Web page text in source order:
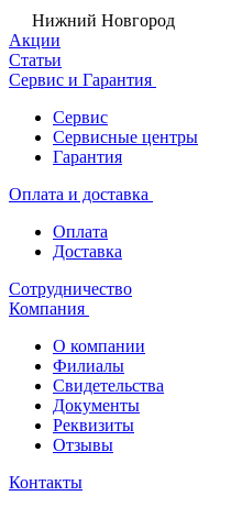
Нижний Новгород
Акции
Статьи
Сервис и Гарантия
Сервис
Сервисные центры
Гарантия
Оплата и доставка
Оплата
Доставка
Сотрудничество
Компания
О компании
Филиалы
Свидетельства
Документы
Реквизиты
Отзывы
Контакты